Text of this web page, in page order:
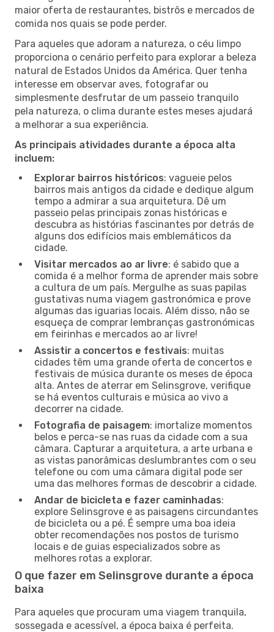
maior oferta de restaurantes, bistrôs e mercados de
comida nos quais se pode perder.
Para aqueles que adoram a natureza, o céu limpo
proporciona o cenário perfeito para explorar a beleza
natural de Estados Unidos da América. Quer tenha
interesse em observar aves, fotografar ou
simplesmente desfrutar de um passeio tranquilo
pela natureza, o clima durante estes meses ajudará
a melhorar a sua experiência.
As principais atividades durante a época alta
incluem:
Explorar bairros históricos: vagueie pelos
bairros mais antigos da cidade e dedique algum
tempo a admirar a sua arquitetura. Dê um
passeio pelas principais zonas históricas e
descubra as histórias fascinantes por detrás de
alguns dos edifícios mais emblemáticos da
cidade.
Visitar mercados ao ar livre: é sabido que a
comida é a melhor forma de aprender mais sobre
a cultura de um país. Mergulhe as suas papilas
gustativas numa viagem gastronómica e prove
algumas das iguarias locais. Além disso, não se
esqueça de comprar lembranças gastronómicas
em feirinhas e mercados ao ar livre!
Assistir a concertos e festivais: muitas
cidades têm uma grande oferta de concertos e
festivais de música durante os meses de época
alta. Antes de aterrar em Selinsgrove, verifique
se há eventos culturais e música ao vivo a
decorrer na cidade.
Fotografia de paisagem: imortalize momentos
belos e perca-se nas ruas da cidade com a sua
câmara. Capturar a arquitetura, a arte urbana e
as vistas panorâmicas deslumbrantes com o seu
telefone ou com uma câmara digital pode ser
uma das melhores formas de descobrir a cidade.
Andar de bicicleta e fazer caminhadas:
explore Selinsgrove e as paisagens circundantes
de bicicleta ou a pé. É sempre uma boa ideia
obter recomendações nos postos de turismo
locais e de guias especializados sobre as
melhores rotas a explorar.
O que fazer em Selinsgrove durante a época
baixa
Para aqueles que procuram uma viagem tranquila,
sossegada e acessível, a época baixa é perfeita.